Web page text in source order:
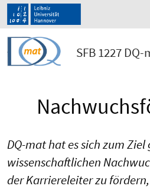
SFB 1227 DQ-
DQ-mathat es sich zum Ziel
wissenschaftlichen
der Karriereleiter zu